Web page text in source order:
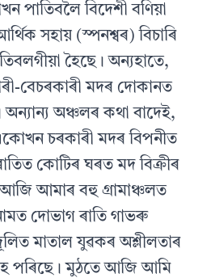
পাতিবলৈ বিদেশী বণিয়া
সহায় (স্পনশ্বৰ) বিচাৰি
হৈছে। অন্যহাতে,
বেচৰকাৰী মদৰ দোকানত
অন্যান্য অঞ্চলৰ কথা বাদেই,
চৰকাৰী মদৰ বিপনীত
কোটিৰ ঘৰত মদ বিক্ৰীৰ
আমাৰ বহু গ্রামাঞ্চলত
দোভাগ ৰাতি গাভৰু
মাতাল যুৱকৰ অশ্লীলতাৰ
পৰিছে। মুঠতে আজি আমি